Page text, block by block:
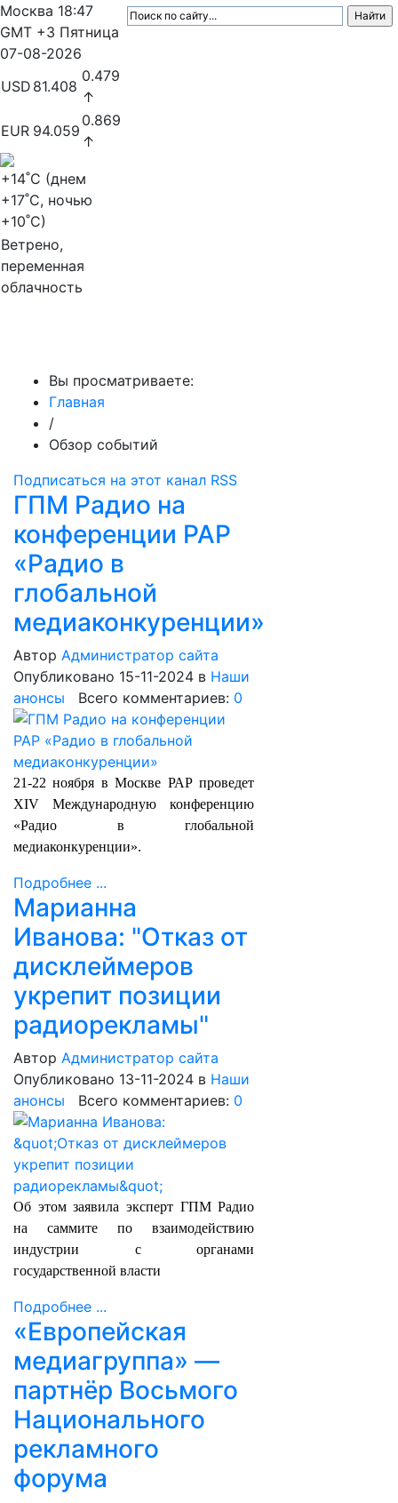
Москва 18:47
GMT +3 Пятница
07-08-2026
USD 81.408
0.479
↑
EUR 94.059
0.869
↑
+14˚C (днем
+17˚C, ночью
+10˚C)
Ветрено,
переменная
облачность
Вы просматриваете:
Главная
/
Обзор событий
Подписаться на этот канал RSS
ГПМ Радио на
конференции РАР
«Радио в
глобальной
медиаконкуренции»
Автор Администратор сайта
Опубликовано 15-11-2024 в Наши
анонсы Всего комментариев: 0
21-22 ноября в Москве РАР проведет
XIV Международную конференцию
«Радио в глобальной
медиаконкуренции».
Подробнее ...
Марианна
Иванова: "Отказ от
дисклеймеров
укрепит позиции
радиорекламы"
Автор Администратор сайта
Опубликовано 13-11-2024 в Наши
анонсы Всего комментариев: 0
Об этом заявила эксперт ГПМ Радио
на саммите по взаимодействию
индустрии с органами
государственной власти
Подробнее ...
«Европейская
медиагруппа» —
партнёр Восьмого
Национального
рекламного
форума